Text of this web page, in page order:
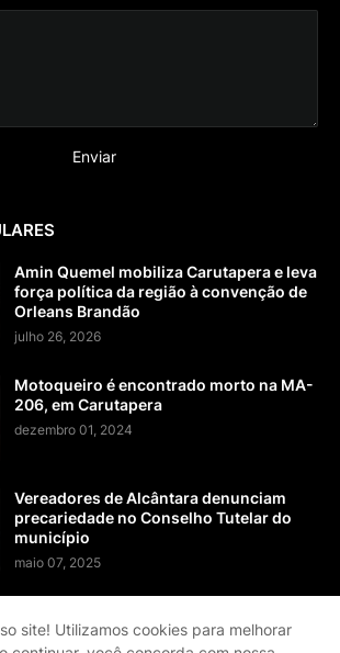
Amin Quemel mobiliza Carutapera e leva
força política da região à convenção de
Orleans Brandão
julho 26, 2026
Motoqueiro é encontrado morto na MA-
206, em Carutapera
dezembro 01, 2024
Vereadores de Alcântara denunciam
precariedade no Conselho Tutelar do
município
maio 07, 2025
site! Utilizamos cookies para melhorar